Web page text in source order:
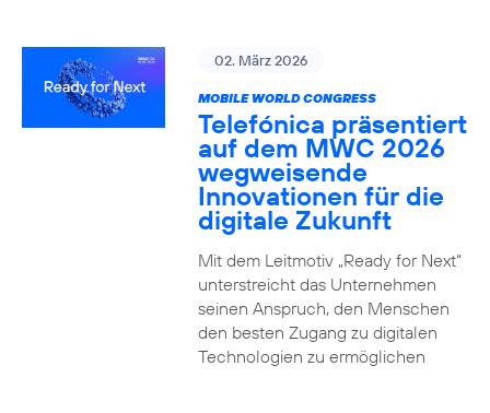
02. März 2026
MOBILE WORLD CONGRESS
Telefónica präsentiert
auf dem MWC 2026
wegweisende
Innovationen für die
digitale Zukunft
Mit dem Leitmotiv „Ready for Next“
unterstreicht das Unternehmen
seinen Anspruch, den Menschen
den besten Zugang zu digitalen
Technologien zu ermöglichen